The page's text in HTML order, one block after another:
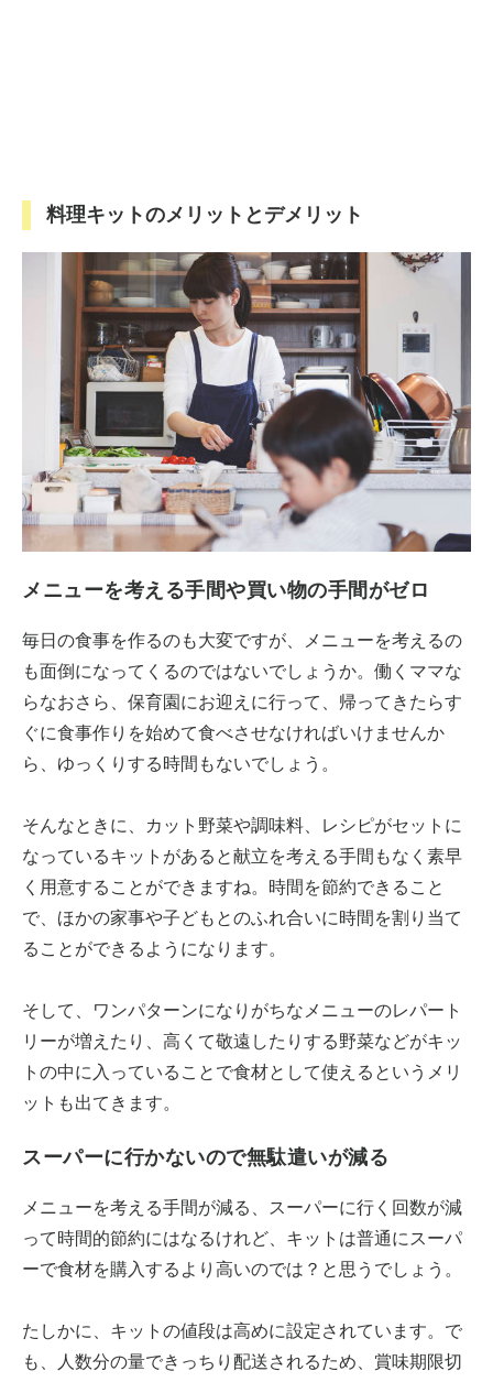
料理キットのメリットとデメリット
メニューを考える手間や買い物の手間がゼロ
毎日の食事を作るのも大変ですが、メニューを考えるの
も面倒になってくるのではないでしょうか。働くママな
らなおさら、保育園にお迎えに行って、帰ってきたらす
ぐに食事作りを始めて食べさせなければいけませんか
ら、ゆっくりする時間もないでしょう。
そんなときに、カット野菜や調味料、レシピがセットに
なっているキットがあると献立を考える手間もなく素早
く用意することができますね。時間を節約できること
で、ほかの家事や子どもとのふれ合いに時間を割り当て
ることができるようになります。
そして、ワンパターンになりがちなメニューのレパート
リーが増えたり、高くて敬遠したりする野菜などがキッ
トの中に入っていることで食材として使えるというメリ
ットも出てきます。
スーパーに行かないので無駄遣いが減る
メニューを考える手間が減る、スーパーに行く回数が減
って時間的節約にはなるけれど、キットは普通にスーパ
ーで食材を購入するより高いのでは？と思うでしょう。
たしかに、キットの値段は高めに設定されています。で
も、人数分の量できっちり配送されるため、賞味期限切